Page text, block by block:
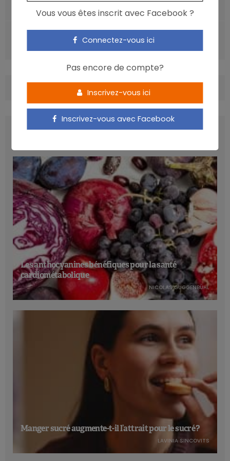
L’ultra-transformé nuirait à la santé intestinale
LATEST POSTS
Les anthocyanines bénéfiques pour la santé
cardiométabolique
NICOLAS GUGGENBÜHL
Manger sucré augmente-t-il l’attrait pour le sucré ?
LAVINIA SINCOVITS
Vous vous êtes inscrit avec Facebook ?
Connectez-vous ici
Pas encore de compte?
Inscrivez-vous ici
Inscrivez-vous avec Facebook